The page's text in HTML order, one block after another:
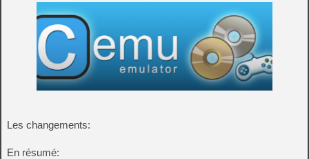
Les changements:
En résumé: